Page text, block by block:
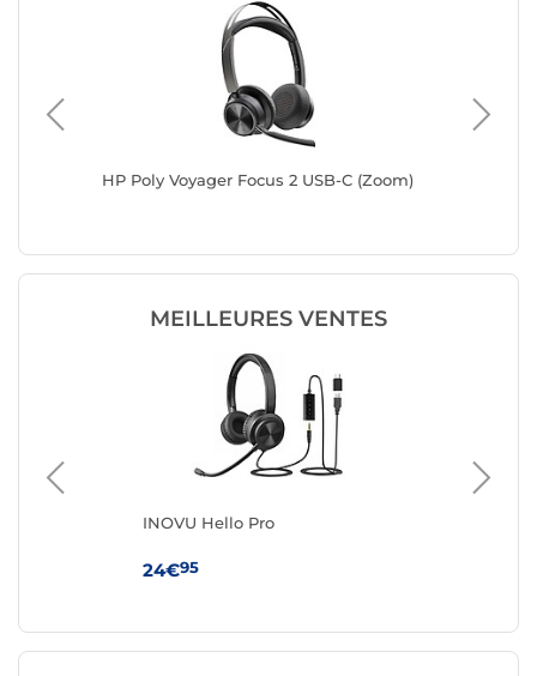
HP Poly Voyager Focus 2 USB-C (Zoom)
MEILLEURES VENTES
INOVU Hello Pro
24€95